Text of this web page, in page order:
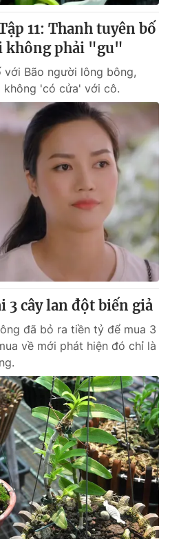
Podcast
Infographic
Shorts video
VTV Thể thao
Bất động sản
11: Thanh tuyên bố
không phải "gu"
với Bão người lông bông,
không 'có cửa' với cô.
3 cây lan đột biến giả
đã bỏ ra tiền tỷ để mua 3
về mới phát hiện đó chỉ là